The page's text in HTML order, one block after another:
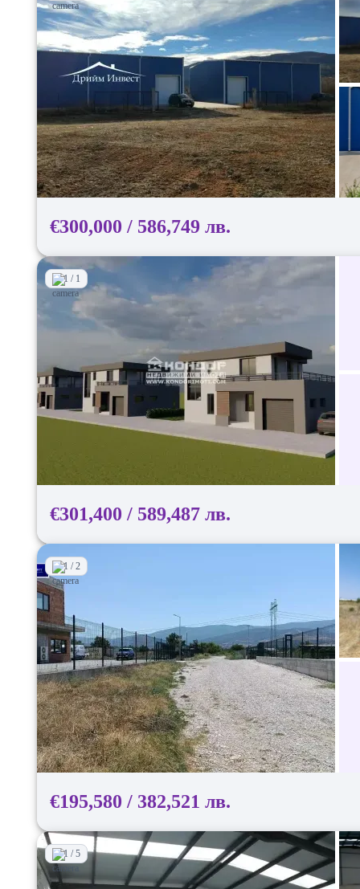
€300,000 / 586,749 лв.
1 / 1
€301,400 / 589,487 лв.
1 / 2
€195,580 / 382,521 лв.
1 / 5